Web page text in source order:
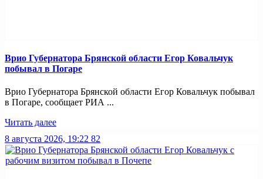
Врио Губернатора Брянской области Егор Ковальчук
побывал в Погаре
Врио Губернатора Брянской области Егор Ковальчук побывал
в Погаре, сообщает РИА ...
Читать далее
8 августа 2026, 19:22 82